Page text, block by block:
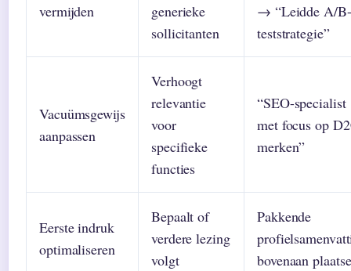
vermijden
generieke
sollicitanten
→ “Leidde A/B-
teststrategie”
Vacuümsgewijs
aanpassen
Verhoogt
relevantie
voor
specifieke
functies
“SEO-specialist
met focus op
merken”
Eerste indruk
optimaliseren
Bepaalt of
verdere lezing
volgt
Pakkende
bovenaan